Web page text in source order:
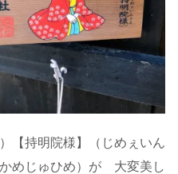
【持明院様】（じめぇいん
めじゅひめ）が 大変美し